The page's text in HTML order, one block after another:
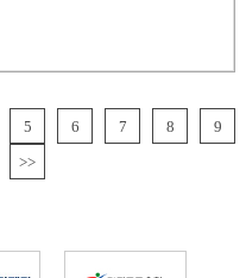
5 6 7 8
9
>>